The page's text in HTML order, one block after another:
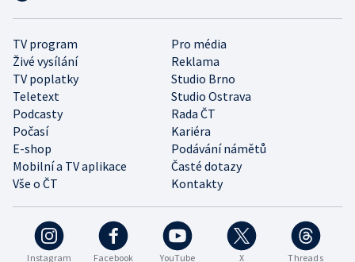
Instagram Facebook YouTube X Threads
TV program
Pro média
Živé vysílání
Reklama
TV poplatky
Studio Brno
Teletext
Studio Ostrava
Podcasty
Rada ČT
Počasí
Kariéra
E-shop
Podávání námětů
Mobilní a TV aplikace
Časté dotazy
Vše o ČT
Kontakty